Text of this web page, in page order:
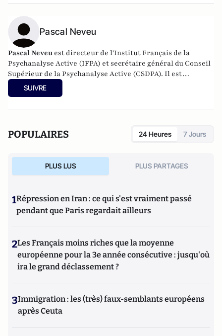
prise en charge des cultures urbaines par les industries
créatives et les pouvoirs publics à leur transmission
pédagogique dans l'enseignement supérieur".
Pascal Neveu
Pascal Neveu est directeur de l'Institut Français de la
Psychanalyse Active (IFPA) et secrétaire général du Conseil
Supérieur de la Psychanalyse Active (CSDPA). Il est
responsable national de la cellule de soutien psychologique
au sein de l’Œuvre des Pupilles Orphelins des Sapeurs-
SUIVRE
POPULAIRES 24 Heures 7 Jours
PLUS LUS PLUS PARTAGES
1Répression en Iran : ce qui s'est vraiment passé
pendant que Paris regardait ailleurs
2Les Français moins riches que la moyenne
européenne pour la 3e année consécutive : jusqu'où
ira le grand déclassement ?
3Immigration : les (très) faux-semblants européens
après Ceuta